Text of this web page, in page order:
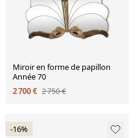
Miroir en forme de papillon
Année 70
2 700 € 2 750 €
-16%